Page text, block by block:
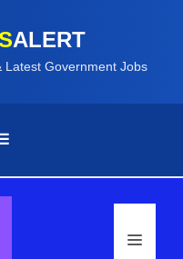
ALERT
Latest Government Jobs